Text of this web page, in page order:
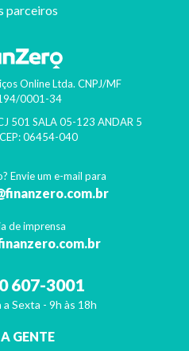
parceiros
Online Ltda. CNPJ/MF
0001-34
501 SALA 05-123 ANDAR 5
06454-040
Envie um e-mail para
de imprensa
607-3001
a Sexta - 9h às 18h
GENTE